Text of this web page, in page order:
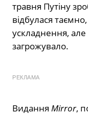
травня Путіну
відбулася
ускладнення,
загрожувало.
РЕКЛАМА
Видання Mirror,